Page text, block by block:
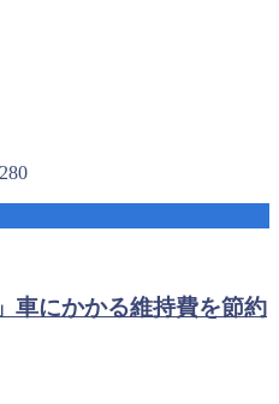
車にかかる維持費を節約